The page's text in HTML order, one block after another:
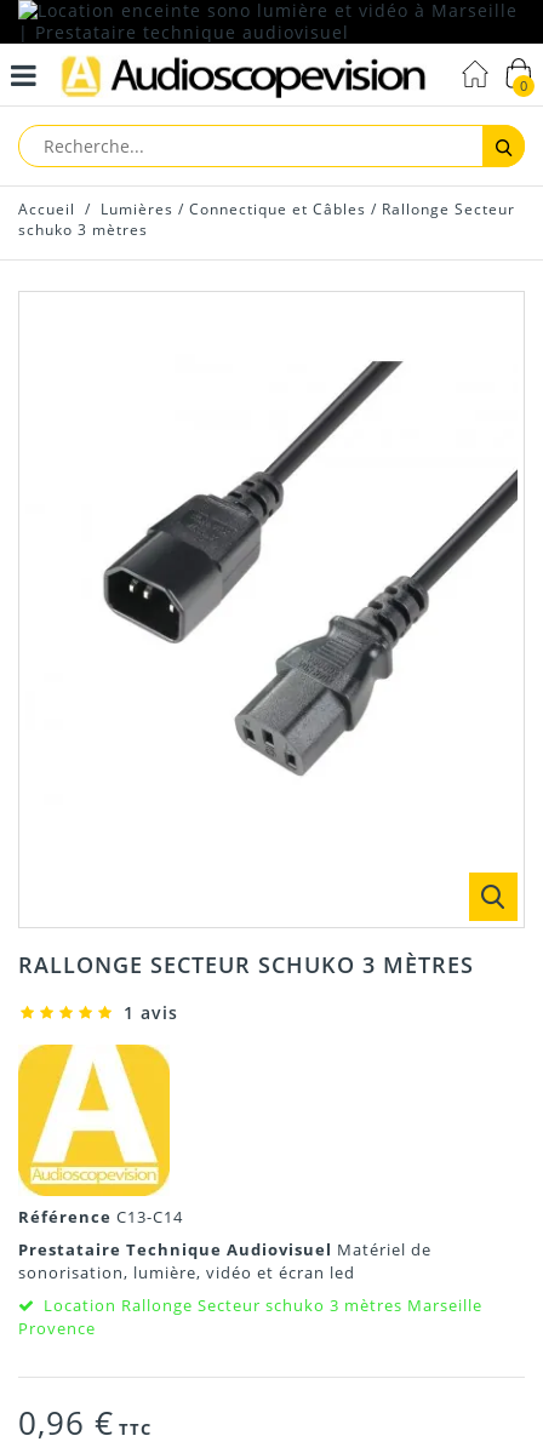
0
Accueil / Lumières / Connectique et Câbles / Rallonge Secteur
schuko 3 mètres
RALLONGE SECTEUR SCHUKO 3 MÈTRES
1 avis
Référence C13-C14
Prestataire Technique Audiovisuel Matériel de
sonorisation, lumière, vidéo et écran led
Location Rallonge Secteur schuko 3 mètres Marseille
Provence
0,96 € TTC